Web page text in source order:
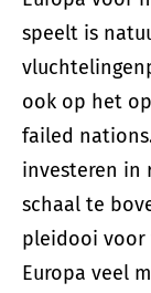
speelt is
ook op het
failed
investeren in
schaal te
pleidooi voor
Europa veel